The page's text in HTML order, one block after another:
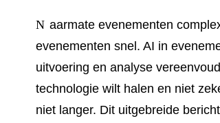
Naarmate evenementen complexer worden, groeit het gebruik van kunstmatige intelligentie bij
evenementen snel. AI in
uitvoering en analyse
technologie wilt halen en niet
niet langer. Dit uitgebreide